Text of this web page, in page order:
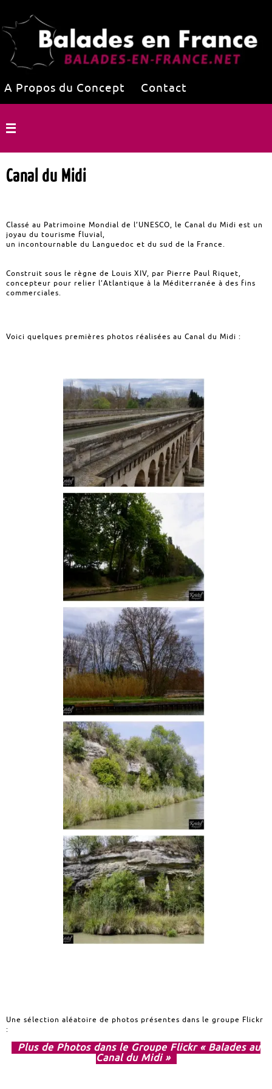
A Propos du Concept Contact
Canal du Midi
Classé au Patrimoine Mondial de l’UNESCO, le Canal du Midi est un
joyau du tourisme fluvial,
un incontournable du Languedoc et du sud de la France.
Construit sous le règne de Louis XIV, par Pierre Paul Riquet,
concepteur pour relier l’Atlantique à la Méditerranée à des fins
commerciales.
Voici quelques premières photos réalisées au Canal du Midi :
Une sélection aléatoire de photos présentes dans le groupe Flickr
:
Plus de Photos dans le Groupe Flickr « Balades au
Canal du Midi »